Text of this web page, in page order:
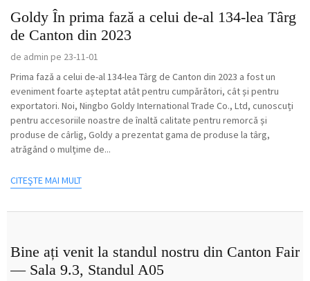
Goldy În prima fază a celui de-al 134-lea Târg
de Canton din 2023
de admin pe 23-11-01
Prima fază a celui de-al 134-lea Târg de Canton din 2023 a fost un
eveniment foarte așteptat atât pentru cumpărători, cât și pentru
exportatori. Noi, Ningbo Goldy International Trade Co., Ltd, cunoscuți
pentru accesoriile noastre de înaltă calitate pentru remorcă și
produse de cârlig, Goldy a prezentat gama de produse la târg,
atrăgând o mulțime de...
CITEŞTE MAI MULT
Bine ați venit la standul nostru din Canton Fair
— Sala 9.3, Standul A05